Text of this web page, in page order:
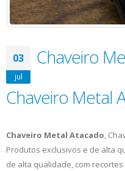
03
jul
Chaveiro
Chaveiro Metal
Chaveiro Metal Atacado,
Produtos exclusivos e de alta
de alta qualidade, com